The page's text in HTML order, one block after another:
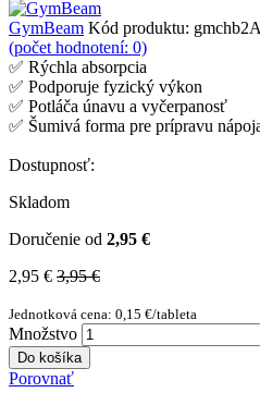
GymBeam Kód produktu:
(počet hodnotení: 0)
✅ Rýchla absorpcia
✅ Podporuje fyzický výkon
✅ Potláča únavu a vyčerpanosť
✅ Šumivá forma pre prípravu
Dostupnosť:
Skladom
Doručenie od 2,95 €
2,95 € 3,95 €
Jednotková cena: 0,15 €/tableta
Množstvo
Do košíka
Porovnať